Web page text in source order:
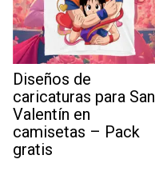
Diseños de
caricaturas para San
Valentín en
camisetas – Pack
gratis